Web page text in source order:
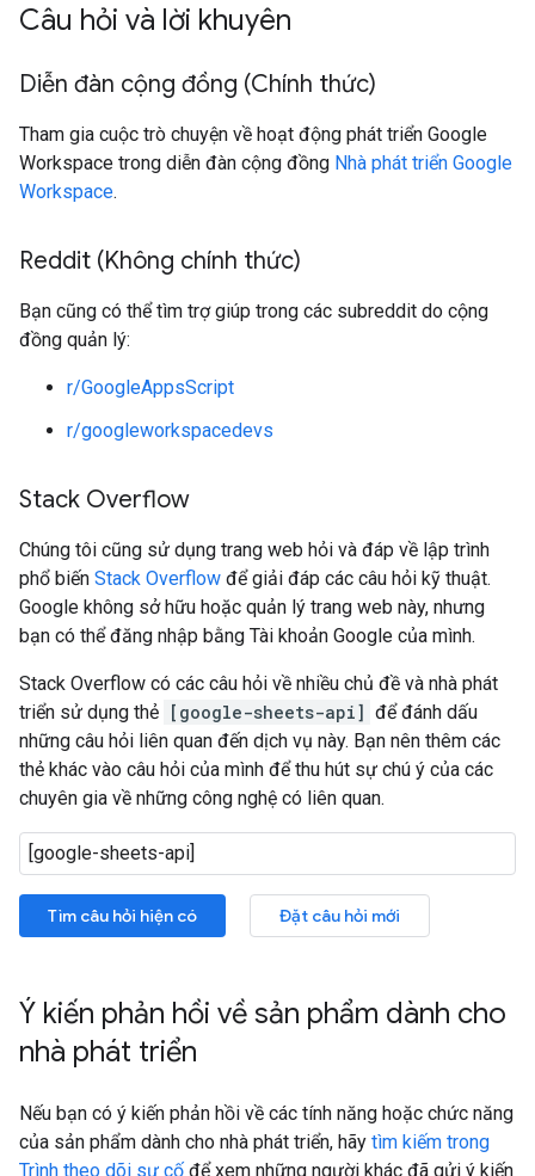
Câu hỏi và lời khuyên
Diễn đàn cộng đồng (Chính thức)
Tham gia cuộc trò chuyện về hoạt động phát triển Google
Workspace trong diễn đàn cộng đồng Nhà phát triển Google
Workspace.
Reddit (Không chính thức)
Bạn cũng có thể tìm trợ giúp trong các subreddit do cộng
đồng quản lý:
r/GoogleAppsScript
r/googleworkspacedevs
Stack Overflow
Chúng tôi cũng sử dụng trang web hỏi và đáp về lập trình
phổ biến Stack Overflow để giải đáp các câu hỏi kỹ thuật.
Google không sở hữu hoặc quản lý trang web này, nhưng
bạn có thể đăng nhập bằng Tài khoản Google của mình.
Stack Overflow có các câu hỏi về nhiều chủ đề và nhà phát
triển sử dụng thẻ [google-sheets-api] để đánh dấu
những câu hỏi liên quan đến dịch vụ này. Bạn nên thêm các
thẻ khác vào câu hỏi của mình để thu hút sự chú ý của các
chuyên gia về những công nghệ có liên quan.
Tìm câu hỏi hiện có Đặt câu hỏi mới
Ý kiến phản hồi về sản phẩm dành cho
nhà phát triển
Nếu bạn có ý kiến phản hồi về các tính năng hoặc chức năng
của sản phẩm dành cho nhà phát triển, hãy tìm kiếm trong
Trình theo dõi sự cố để xem những người khác đã gửi ý kiến